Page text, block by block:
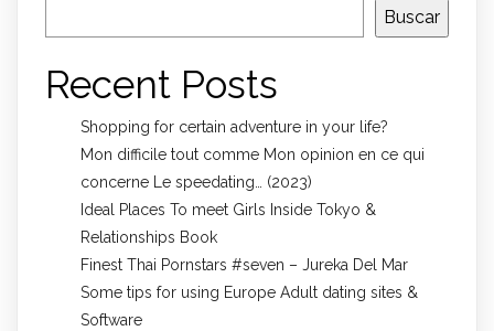
Buscar
Recent Posts
Shopping for certain adventure in your life?
Mon difficile tout comme Mon opinion en ce qui
concerne Le speedating… (2023)
Ideal Places To meet Girls Inside Tokyo &
Relationships Book
Finest Thai Pornstars #seven – Jureka Del Mar
Some tips for using Europe Adult dating sites &
Software